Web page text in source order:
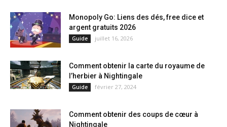
Monopoly Go: Liens des dés, free dice et
argent gratuits 2026
Guide juillet 16, 2026
Comment obtenir la carte du royaume de
l’herbier à Nightingale
Guide février 27, 2024
Comment obtenir des coups de cœur à
Nightingale